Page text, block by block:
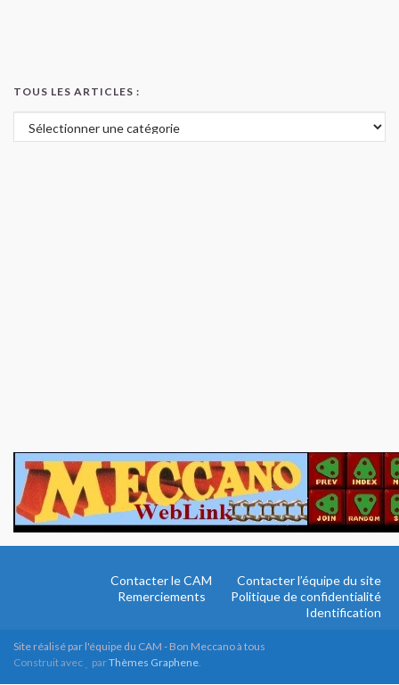
TOUS LES ARTICLES :
Tous les articles :
Contacter le CAM
Contacter l’équipe du site
Remerciements
Politique de confidentialité
Identification
Site réalisé par l'équipe du CAM - Bon Meccano à tous
Construit avec
parThèmes Graphene